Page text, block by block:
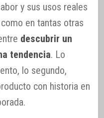
y sus usos reales
en tantas otras
descubrir un
tendencia. Lo
lo segundo,
con historia en